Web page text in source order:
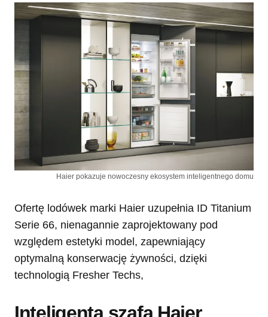
Haier pokazuje nowoczesny ekosystem inteligentnego domu
Ofertę lodówek marki Haier uzupełnia ID Titanium
Serie 66, nienagannie zaprojektowany pod
względem estetyki model, zapewniający
optymalną konserwację żywności, dzięki
technologią Fresher Techs,
Inteligenta szafa Haier